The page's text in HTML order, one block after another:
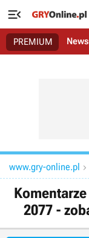

PREMIUM
www.gry-online.pl 
2077 -